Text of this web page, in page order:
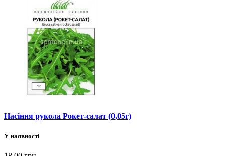
Насіння рукола Рокет-салат (0,05г)
У наявності